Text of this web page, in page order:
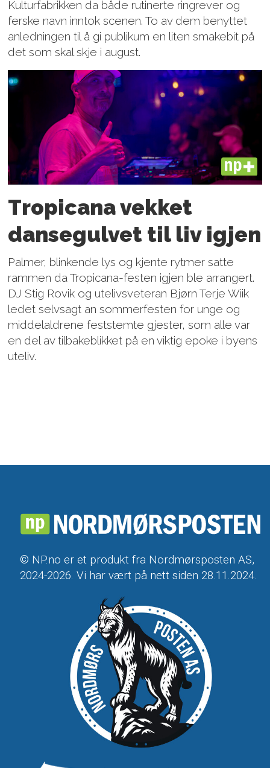
Kulturfabrikken da både rutinerte ringrever og
ferske navn inntok scenen. To av dem benyttet
anledningen til å gi publikum en liten smakebit på
det som skal skje i august.
PLUS
Tropicana vekket
dansegulvet til liv igjen
Palmer, blinkende lys og kjente rytmer satte
rammen da Tropicana-festen igjen ble arrangert.
DJ Stig Rovik og utelivsveteran Bjørn Terje Wiik
ledet selvsagt an sommerfesten for unge og
middelaldrene feststemte gjester, som alle var
en del av tilbakeblikket på en viktig epoke i byens
uteliv.
© NP.no er et produkt fra Nordmørsposten AS,
2024-2026. Vi har vært på nett siden 28.11.2024.